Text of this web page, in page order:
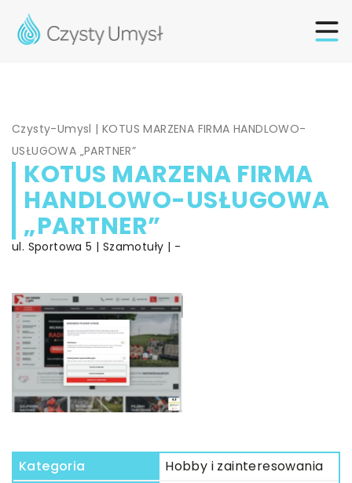
Czysty-Umysl |KOTUS MARZENA FIRMA HANDLOWO-
USŁUGOWA „PARTNER”
KOTUS MARZENA FIRMA
HANDLOWO-USŁUGOWA
„PARTNER”
ul. Sportowa 5 | Szamotuły | -
Kategoria
Hobby i zainteresowania